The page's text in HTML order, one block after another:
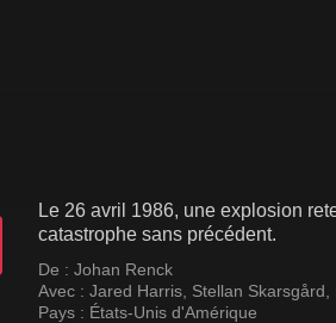
Le 26 avril 1986, une explosion
catastrophe sans précédent.
De : Johan Renck
Avec : Jared Harris Stellan Skarsgård
Pays : États-Unis d'Amérique